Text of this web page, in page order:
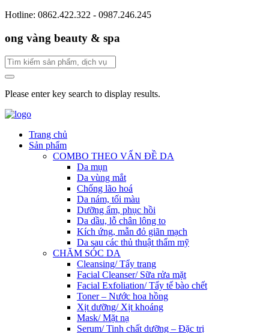
Hotline: 0862.422.322 - 0987.246.245
ong vàng beauty & spa
Please enter key search to display results.
Trang chủ
Sản phẩm
COMBO THEO VẤN ĐỀ DA
Da mụn
Da vùng mắt
Chống lão hoá
Da nám, tối màu
Dưỡng ẩm, phục hồi
Da dầu, lỗ chân lông to
Kích ứng, mẫn đỏ giãn mạch
Da sau các thủ thuật thẩm mỹ
CHĂM SÓC DA
Cleansing/ Tẩy trang
Facial Cleanser/ Sữa rửa mặt
Facial Exfoliation/ Tẩy tế bào chết
Toner – Nước hoa hồng
Xịt dưỡng/ Xịt khoáng
Mask/ Mặt nạ
Serum/ Tinh chất dưỡng – Đặc trị